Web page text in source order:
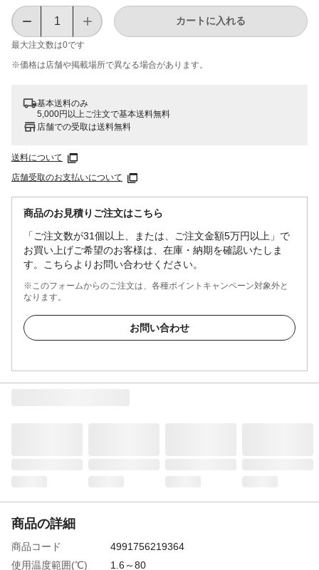
最大注文数は0です
カートに入れる
※価格は​店舗や​掲載場所で​異なる​場合が​あります。
基本送料のみ
5,000円以上ご注文で基本送料無料
店舗での受取は送料無料
送料について
店舗受取のお支払いについて
商品のお見積りご注文はこちら
「ご注文数が31個以上、または、ご注文金額5万円以上」で
お買い上げご希望のお客様は、在庫・納期を確認いたしま
す。こちらよりお問い合わせください。
※このフォームからのご注文は、各種ポイントキャンペーン対象外と
なります。
お問い合わせ
商品の詳細
商品コード
4991756219364
使用温度範囲(℃)
1.6～80